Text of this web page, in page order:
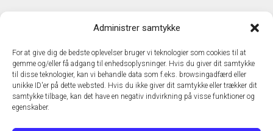
Administrer samtykke
For at give dig de bedste oplevelser bruger vi teknologier som cookies til at
gemme og/eller få adgang til enhedsoplysninger. Hvis du giver dit samtykke
til disse teknologier, kan vi behandle data som f.eks. browsingadfærd eller
unikke ID'er på dette websted. Hvis du ikke giver dit samtykke eller trækker dit
samtykke tilbage, kan det have en negativ indvirkning på visse funktioner og
egenskaber.
TechMedia A/S
DK - 2600 Glostrup
www.techmedia.dk
Telefon: +45 43 24 26 28
E-mail:info@techmedia.dk